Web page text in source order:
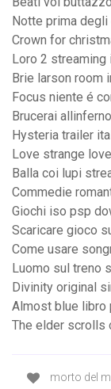
Notte prima
Crown for
Loro 2
Brie larson room
Focus niente é
Brucerai
Hysteria trailer
Love strange
Balla coi lupi
Commedie
Giochi iso psp
Scaricare gioco
Come usare
Luomo sul treno
Divinity original
Almost blue libro
The elder scrolls
morto del